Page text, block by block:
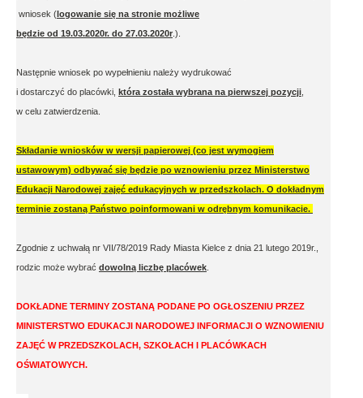
wniosek (logowanie się na stronie możliwe
będzie od 19.03.2020r. do 27.03.2020r .).
Następnie wniosek po wypełnieniu należy wydrukować
i dostarczyć do placówki, która została wybrana na pierwszej pozycji
w celu zatwierdzenia.
Składanie wniosków w wersji papierowej (co jest wymogiem
ustawowym) odbywać się będzie po wznowieniu przez Ministerstwo
Edukacji Narodowej zajęć edukacyjnych w przedszkolach. O dokładnym
terminie zostaną Państwo poinformowani w odrębnym komunikacie.
Zgodnie z uchwałą nr VII/78/2019 Rady Miasta Kielce z dnia 21 lutego 2019r.,
rodzic może wybrać dowolną liczbę placówek
DOKŁADNE TERMINY ZOSTANĄ PODANE PO OGŁOSZENIU PRZEZ
MINISTERSTWO EDUKACJI NARODOWEJ INFORMACJI O WZNOWIENIU
ZAJĘĆ W PRZEDSZKOLACH, SZKOŁACH I PLACÓWKACH
OŚWIATOWYCH.